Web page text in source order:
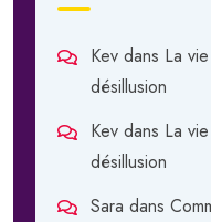
Kev dans La
désillusion
Kev dans La
désillusion
Sara dans